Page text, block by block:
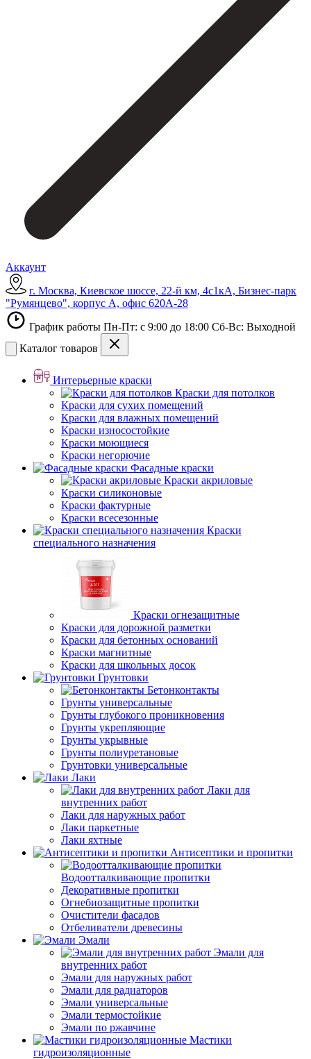
Аккаунт
г. Москва, Киевское шоссе, 22-й км, 4с1кА, Бизнес-парк
"Румянцево", корпус А, офис 620А-28
График работы Пн-Пт: с 9:00 до 18:00 Сб-Вс: Выходной
Каталог товаров
Интерьерные краски
Краски для потолков
Краски для сухих помещений
Краски для влажных помещений
Краски износостойкие
Краски моющиеся
Краски негорючие
Фасадные краски
Краски акриловые
Краски силиконовые
Краски фактурные
Краски всесезонные
Краски
специального назначения
Краски огнезащитные
Краски для дорожной разметки
Краски для бетонных оснований
Краски магнитные
Краски для школьных досок
Грунтовки
Бетонконтакты
Грунты универсальные
Грунты глубокого проникновения
Грунты укрепляющие
Грунты укрывные
Грунты полиуретановые
Грунтовки универсальные
Лаки
Лаки для
внутренних работ
Лаки для наружных работ
Лаки паркетные
Лаки яхтные
Антисептики и пропитки
Водоотталкивающие пропитки
Декоративные пропитки
Огнебиозащитные пропитки
Очистители фасадов
Отбеливатели древесины
Эмали
Эмали для
внутренних работ
Эмали для наружных работ
Эмали для радиаторов
Эмали универсальные
Эмали термостойкие
Эмали по ржавчине
Мастики
гидроизоляционные